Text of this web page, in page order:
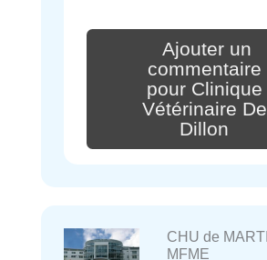
Ajouter un
commentaire
pour Clinique
Vétérinaire De
Dillon
CHU de
MFME